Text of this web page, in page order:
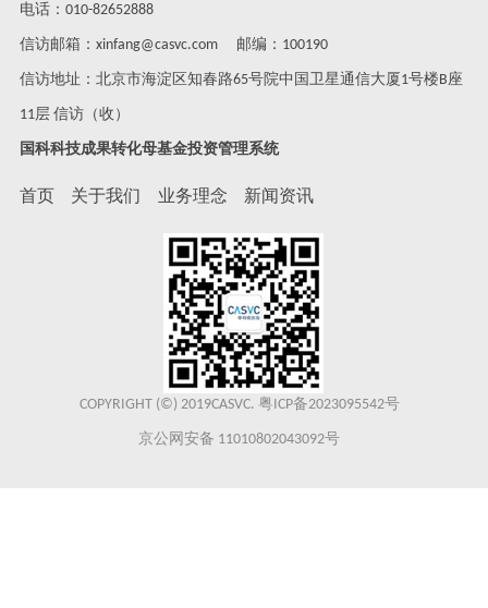
电话：010-82652888
信访邮箱：xinfang@casvc.com 邮编：100190
信访地址：北京市海淀区知春路65号院中国卫星通信大厦1号楼B座
11层 信访（收）
国科科技成果转化母基金投资管理系统
首页 关于我们 业务理念 新闻资讯
COPYRIGHT (©) 2019CASVC. 粤ICP备2023095542号
京公网安备 11010802043092号